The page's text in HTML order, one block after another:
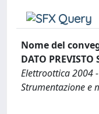
Nome del
DATO
Elettroottica 2004
Strumentazione e